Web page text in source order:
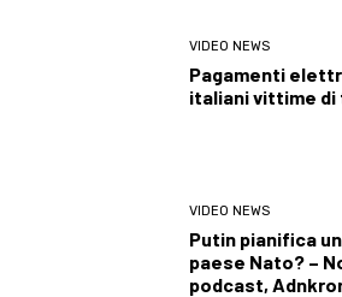
VIDEO NEWS
Pagamenti
italiani vittime
VIDEO NEWS
Putin pianifica
paese Nato? –
podcast,